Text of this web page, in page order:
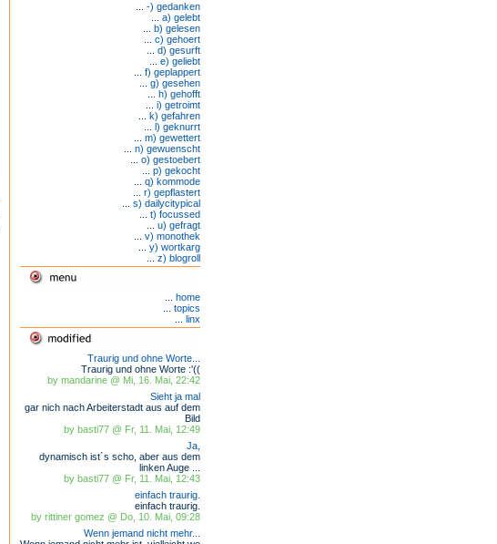
-) gedanken
a) gelebt
b) gelesen
c) gehoert
d) gesurft
e) geliebt
f) geplappert
g) gesehen
h) gehofft
i) getroimt
k) gefahren
l) geknurrt
m) gewettert
n) gewuenscht
o) gestoebert
p) gekocht
q) kommode
r) gepflastert
s) dailycitypical
t) focussed
u) gefragt
v) monothek
y) wortkarg
z) blogroll
home
topics
linx
Traurig und ohne Worte...
Traurig und ohne Worte :'((
by mandarine @ Mi, 16. Mai, 22:42
Sieht ja mal
gar nich nach Arbeiterstadt aus auf dem
Bild
by basti77 @ Fr, 11. Mai, 12:49
Ja,
dynamisch ist´s scho, aber aus dem
linken Auge ...
by basti77 @ Fr, 11. Mai, 12:43
einfach traurig.
einfach traurig.
by rittiner gomez @ Do, 10. Mai, 09:28
Wenn jemand nicht mehr...